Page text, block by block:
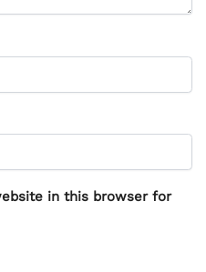
in this browser for